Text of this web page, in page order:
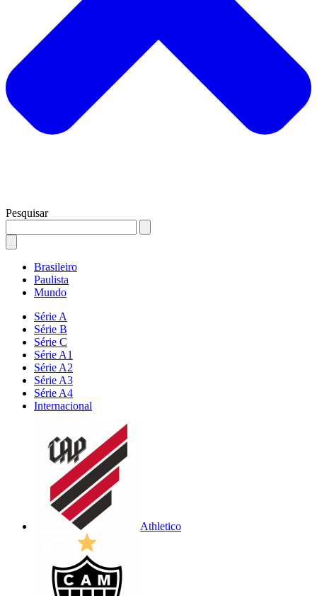
Pesquisar
Brasileiro
Paulista
Mundo
Série A
Série B
Série C
Série A1
Série A2
Série A3
Série A4
Internacional
Athletico